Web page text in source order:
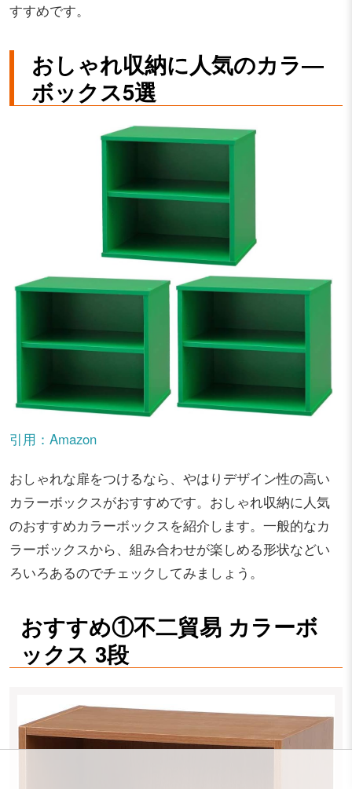
すすめです。
おしゃれ収納に人気のカラ―
ボックス5選
引用：Amazon
おしゃれな扉をつけるなら、やはりデザイン性の高い
カラーボックスがおすすめです。おしゃれ収納に人気
のおすすめカラーボックスを紹介します。一般的なカ
ラーボックスから、組み合わせが楽しめる形状などい
ろいろあるのでチェックしてみましょう。
おすすめ①不二貿易 カラーボ
ックス 3段